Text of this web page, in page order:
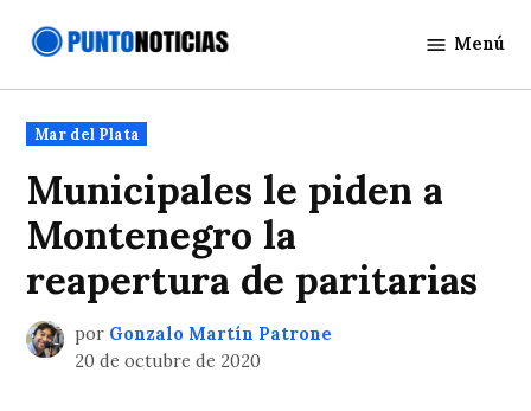
Noticias
Menú
Publicado
en
Mar del Plata
Municipales le piden a
Montenegro la
reapertura de paritarias
por Gonzalo Martín Patrone
20 de octubre de 2020